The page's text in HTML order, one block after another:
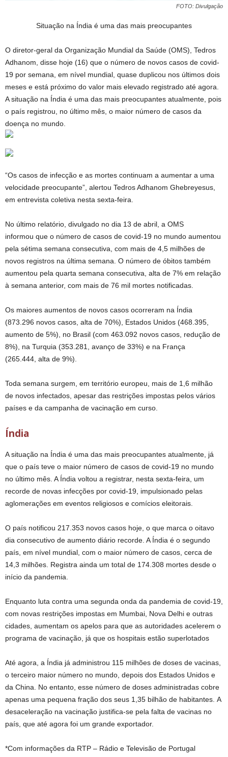
FOTO: Divulgação
Situação na Índia é uma das mais preocupantes
O diretor-geral da Organização Mundial da Saúde (OMS), Tedros
Adhanom, disse hoje (16) que o número de novos casos de covid-
19 por semana, em nível mundial, quase duplicou nos últimos dois
meses e está próximo do valor mais elevado registrado até agora.
A situação na Índia é uma das mais preocupantes atualmente, pois
o país registrou, no último mês, o maior número de casos da
doença no mundo.
“Os casos de infecção e as mortes continuam a aumentar a uma
velocidade preocupante”, alertou Tedros Adhanom Ghebreyesus,
em entrevista coletiva nesta sexta-feira.
No último relatório, divulgado no dia 13 de abril, a OMS
informou que o número de casos de covid-19 no mundo aumentou
pela sétima semana consecutiva, com mais de 4,5 milhões de
novos registros na última semana. O número de óbitos também
aumentou pela quarta semana consecutiva, alta de 7% em relação
à semana anterior, com mais de 76 mil mortes notificadas.
Os maiores aumentos de novos casos ocorreram na Índia
(873.296 novos casos, alta de 70%), Estados Unidos (468.395,
aumento de 5%), no Brasil (com 463.092 novos casos, redução de
8%), na Turquia (353.281, avanço de 33%) e na França
(265.444, alta de 9%).
Toda semana surgem, em território europeu, mais de 1,6 milhão
de novos infectados, apesar das restrições impostas pelos vários
países e da campanha de vacinação em curso.
Índia
A situação na Índia é uma das mais preocupantes atualmente, já
que o país teve o maior número de casos de covid-19 no mundo
no último mês. A Índia voltou a registrar, nesta sexta-feira, um
recorde de novas infecções por covid-19, impulsionado pelas
aglomerações em eventos religiosos e comícios eleitorais.
O país notificou 217.353 novos casos hoje, o que marca o oitavo
dia consecutivo de aumento diário recorde. A Índia é o segundo
país, em nível mundial, com o maior número de casos, cerca de
14,3 milhões. Registra ainda um total de 174.308 mortes desde o
início da pandemia.
Enquanto luta contra uma segunda onda da pandemia de covid-19,
com novas restrições impostas em Mumbai, Nova Delhi e outras
cidades, aumentam os apelos para que as autoridades acelerem o
programa de vacinação, já que os hospitais estão superlotados
Até agora, a Índia já administrou 115 milhões de doses de vacinas,
o terceiro maior número no mundo, depois dos Estados Unidos e
da China. No entanto, esse número de doses administradas cobre
apenas uma pequena fração dos seus 1,35 bilhão de habitantes. A
desaceleração na vacinação justifica-se pela falta de vacinas no
país, que até agora foi um grande exportador.
*Com informações da RTP – Rádio e Televisão de Portugal